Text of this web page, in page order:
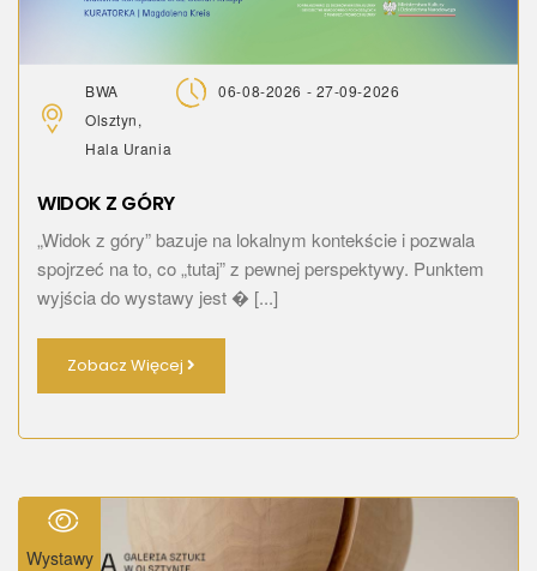
BWA
Olsztyn,
Hala Urania
06-08-2026 - 27-09-2026
WIDOK Z GÓRY
„Widok z góry” bazuje na lokalnym kontekście i pozwala
spojrzeć na to, co „tutaj” z pewnej perspektywy. Punktem
wyjścia do wystawy jest � [...]
Zobacz Więcej
Wystawy